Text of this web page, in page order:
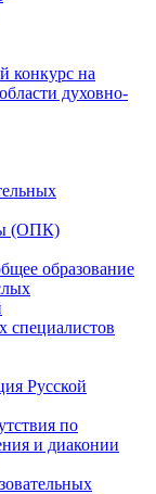
конкурс на
духовно-
(ОПК)
образование
специалистов
Русской
по
и диаконии